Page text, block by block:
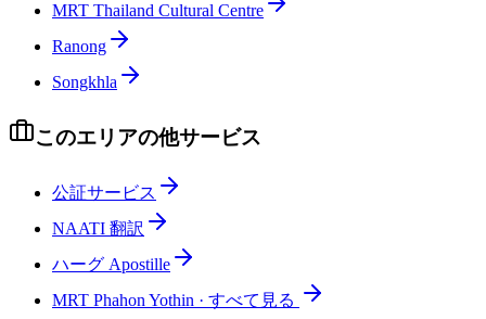
MRT Thailand Cultural Centre
Ranong
Songkhla
このエリアの他サービス
公証サービス
NAATI 翻訳
ハーグ Apostille
MRT Phahon Yothin · すべて見る